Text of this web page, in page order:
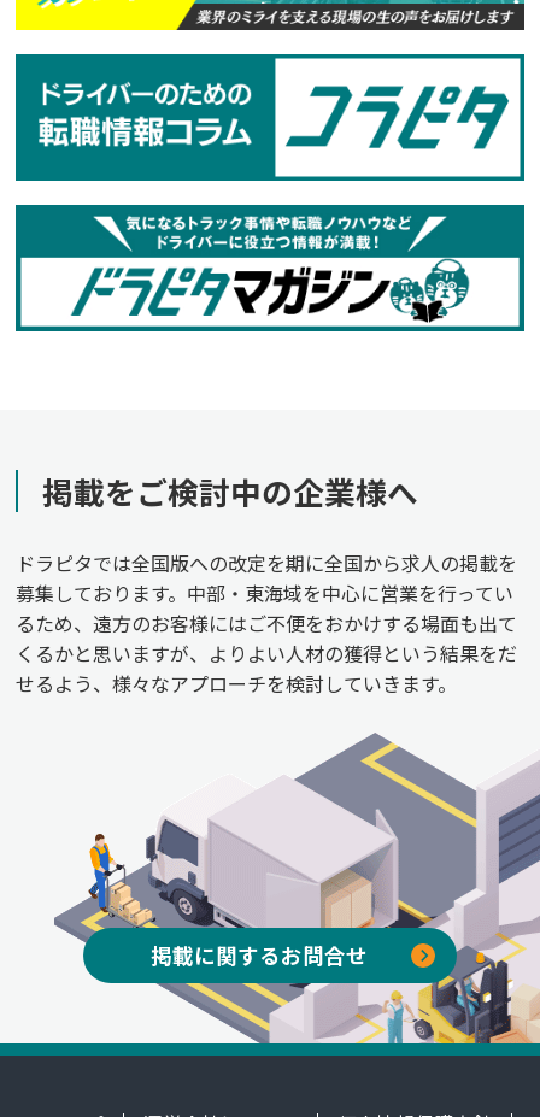
掲載をご検討中の企業様へ
ドラピタでは全国版への改定を期に全国から求人の掲載を
募集しております。中部・東海域を中心に営業を行ってい
るため、遠方のお客様にはご不便をおかけする場面も出て
くるかと思いますが、よりよい人材の獲得という結果をだ
せるよう、様々なアプローチを検討していきます。
掲載に関するお問合せ